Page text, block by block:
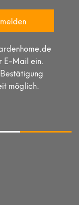
E-Mail ein.
möglich.